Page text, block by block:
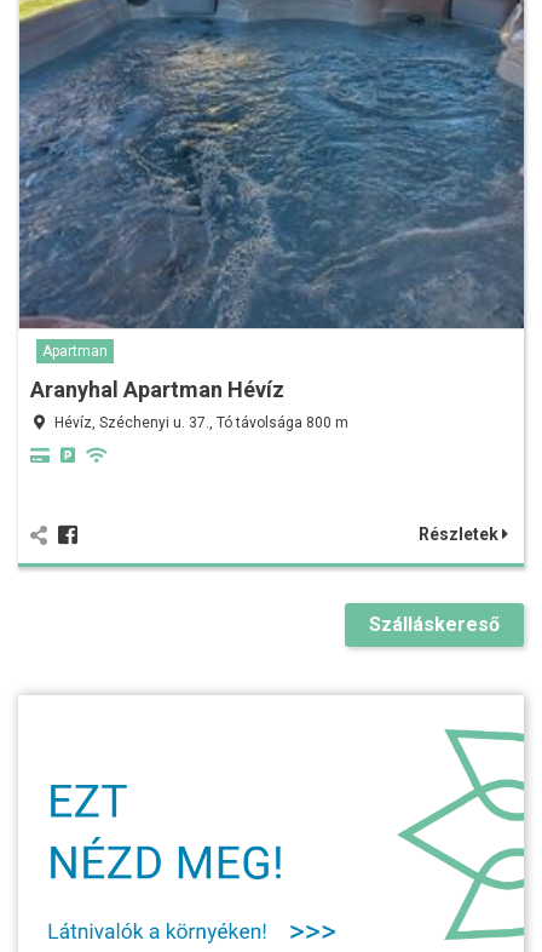
Apartman
Aranyhal Apartman Hévíz
Hévíz, Széchenyi u. 37., Tó távolsága 800 m
Részletek
Szálláskereső